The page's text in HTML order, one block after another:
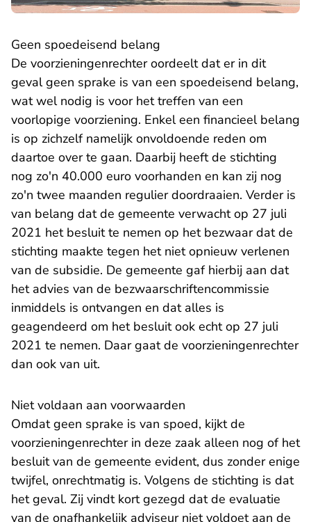
Geen spoedeisend belang
De voorzieningenrechter oordeelt dat er in dit
geval geen sprake is van een spoedeisend belang,
wat wel nodig is voor het treffen van een
voorlopige voorziening. Enkel een financieel belang
is op zichzelf namelijk onvoldoende reden om
daartoe over te gaan. Daarbij heeft de stichting
nog zo'n 40.000 euro voorhanden en kan zij nog
zo'n twee maanden regulier doordraaien. Verder is
van belang dat de gemeente verwacht op 27 juli
2021 het besluit te nemen op het bezwaar dat de
stichting maakte tegen het niet opnieuw verlenen
van de subsidie. De gemeente gaf hierbij aan dat
het advies van de bezwaarschriftencommissie
inmiddels is ontvangen en dat alles is
geagendeerd om het besluit ook echt op 27 juli
2021 te nemen. Daar gaat de voorzieningenrechter
dan ook van uit.
Niet voldaan aan voorwaarden
Omdat geen sprake is van spoed, kijkt de
voorzieningenrechter in deze zaak alleen nog of het
besluit van de gemeente evident, dus zonder enige
twijfel, onrechtmatig is. Volgens de stichting is dat
het geval. Zij vindt kort gezegd dat de evaluatie
van de onafhankelijk adviseur niet voldoet aan de